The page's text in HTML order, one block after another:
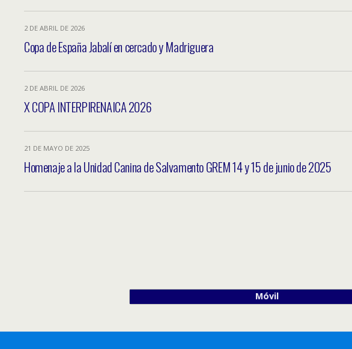
2 DE ABRIL DE 2026
Copa de España Jabalí en cercado y Madriguera
2 DE ABRIL DE 2026
X COPA INTERPIRENAICA 2026
21 DE MAYO DE 2025
Homenaje a la Unidad Canina de Salvamento GREM 14 y 15 de junio de 2025
Móvil